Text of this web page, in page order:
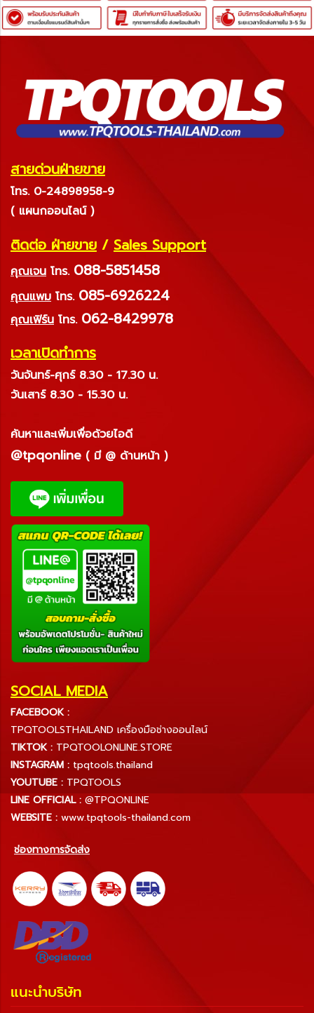
สายด่วนฝ่ายขาย
โทร. 0-24898958-9
( แผนกออนไลน์ )
ติดต่อ ฝ่ายขาย / Sales Support
คุณเจน โทร. 088-5851458
คุณแพม โทร. 085-6926224
คุณเฟิร์น โทร. 062-8429978
เวลาเปิดทำการ
วันจันทร์-ศุกร์ 8.30 - 17.30 น.
วันเสาร์ 8.30 - 15.30 น.
ค้นหาและเพิ่มเพื่อด้วยไอดี
@tpqonline ( มี @ ด้านหน้า )
SOCIAL MEDIA
FACEBOOK :
TPQTOOLSTHAILAND เครื่องมือช่างออนไลน์
TIKTOK : TPQTOOLONLINE.STORE
INSTAGRAM : tpqtools.thailand
YOUTUBE : TPQTOOLS
LINE OFFICIAL : @TPQONLINE
WEBSITE : www.tpqtools-thailand.com
ช่องทางการจัดส่ง
แนะนำบริษัท